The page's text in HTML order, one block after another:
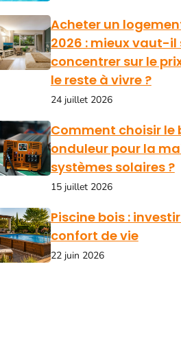
Acheter un
2026 : mieux vaut-il
concentrer sur le
le reste à vivre ?
24 juillet 2026
Comment choisir le
onduleur pour la
systèmes solaires ?
15 juillet 2026
Piscine bois :
confort de vie
22 juin 2026